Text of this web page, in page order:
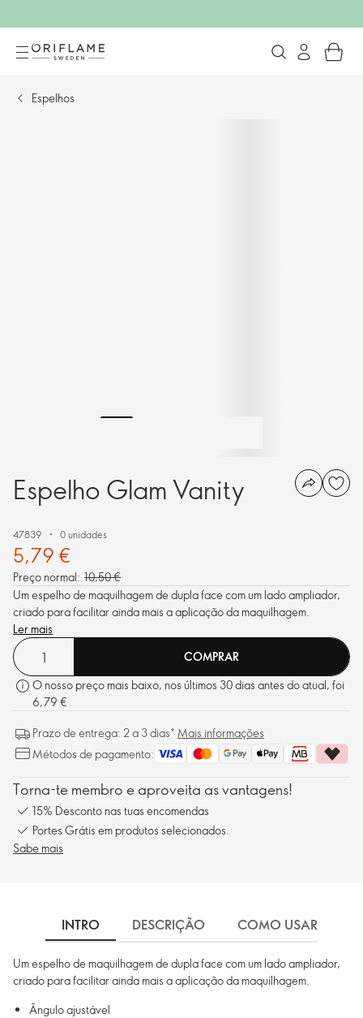
Espelhos
Espelho Glam Vanity
47839 0 unidades
5,79 €
Preço normal: 10,50 €
Um espelho de maquilhagem de dupla face com um lado ampliador,
criado para facilitar ainda mais a aplicação da maquilhagem.
Ler mais
COMPRAR
O nosso preço mais baixo, nos últimos 30 dias antes do atual, foi
6,79 €
Prazo de entrega: 2 a 3 dias* Mais informações
Métodos de pagamento:
Torna-te membro e aproveita as vantagens!
15% Desconto nas tuas encomendas
Portes Grátis em produtos selecionados.
Sabe mais
INTRO DESCRIÇÃO COMO USAR
Um espelho de maquilhagem de dupla face com um lado ampliador,
criado para facilitar ainda mais a aplicação da maquilhagem.
Ângulo ajustável